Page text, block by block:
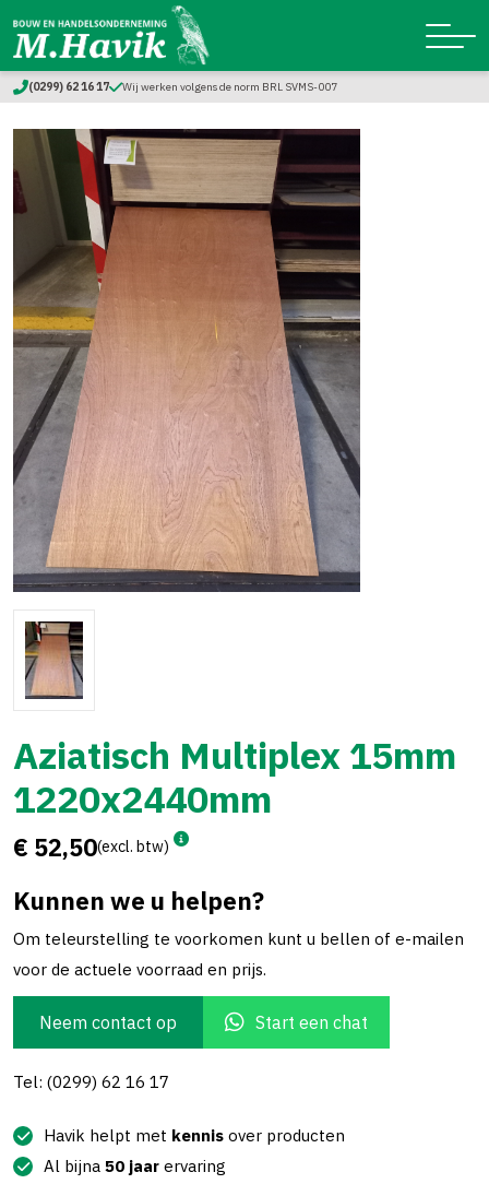
(0299) 62 16 17 Wij werken volgens de norm BRL SVMS-007
Aziatisch Multiplex 15mm
1220x2440mm
€ 52,50(excl. btw)
Kunnen we u helpen?
Om teleurstelling te voorkomen kunt u bellen of e-mailen
voor de actuele voorraad en prijs.
Neem contact op Start een chat
Tel: (0299) 62 16 17
Havik helpt met kennis over producten
Al bijna 50 jaar ervaring